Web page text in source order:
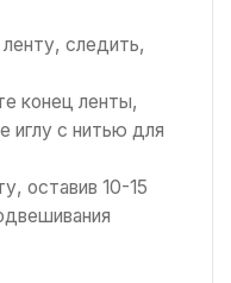
следить,
конец ленты,
иглу с нитью для
оставив 10-15